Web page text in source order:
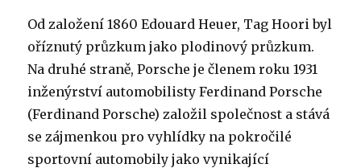
Od založení 1860 Edouard Heuer, Tag Hoori byl
oříznutý průzkum jako plodinový průzkum.
Na druhé straně, Porsche je členem roku 1931
inženýrství automobilisty Ferdinand Porsche
(Ferdinand Porsche) založil společnost a stává
se zájmenkou pro vyhlídky na pokročilé
sportovní automobily jako vynikající